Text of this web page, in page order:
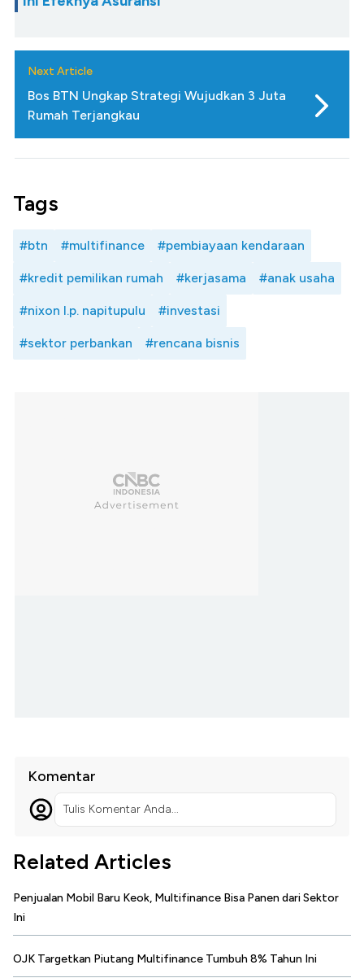
Next Article
Bos BTN Ungkap Strategi Wujudkan 3 Juta
Rumah Terjangkau
Tags
#btn #multifinance #pembiayaan kendaraan
#kredit pemilikan rumah #kerjasama #anak usaha
#nixon l.p. napitupulu #investasi
#sektor perbankan #rencana bisnis
Komentar
Tulis Komentar Anda...
Related Articles
Penjualan Mobil Baru Keok, Multifinance Bisa Panen dari Sektor
Ini
OJK Targetkan Piutang Multifinance Tumbuh 8% Tahun Ini